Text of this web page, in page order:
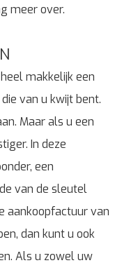
meer over.
makkelijk een
van u kwijt bent.
Maar als u een
In deze
een
van de sleutel
aankoopfactuur van
dan kunt u ook
Als u zowel uw